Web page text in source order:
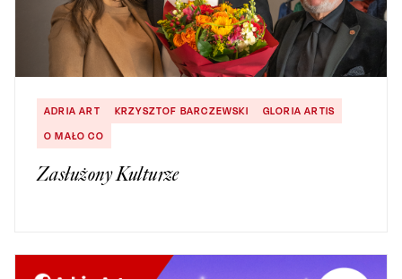
ADRIA ART KRZYSZTOF BARCZEWSKI
GLORIA ARTIS
O MAŁO CO
Zasłużony Kulturze